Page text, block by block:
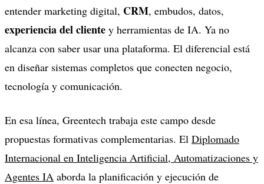
entender marketing digital, CRM, embudos, datos,
experiencia del cliente y herramientas de IA. Ya no
alcanza con saber usar una plataforma. El diferencial está
en diseñar sistemas completos que conecten negocio,
tecnología y comunicación.
En esa línea, Greentech trabaja este campo desde
propuestas formativas complementarias. El Diplomado
Internacional en Inteligencia Artificial, Automatizaciones y
Agentes IA aborda la planificación y ejecución de